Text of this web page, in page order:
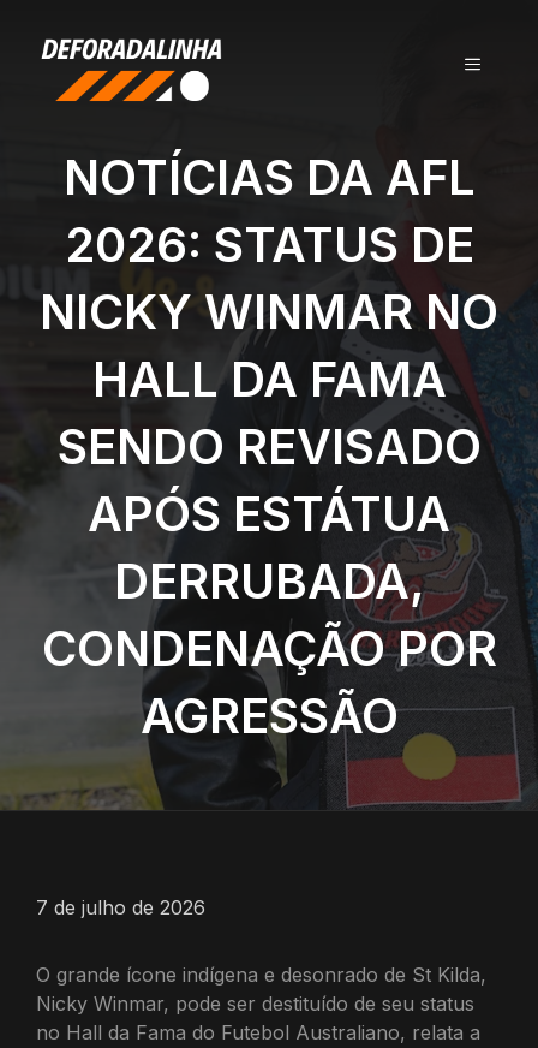
conteúdo
MENU
NOTÍCIAS DA AFL
2026: STATUS DE
NICKY WINMAR NO
HALL DA FAMA
SENDO REVISADO
APÓS ESTÁTUA
DERRUBADA,
CONDENAÇÃO POR
AGRESSÃO
7 de julho de 2026
O grande ícone indígena e desonrado de St Kilda,
Nicky Winmar, pode ser destituído de seu status
no Hall da Fama do Futebol Australiano, relata a